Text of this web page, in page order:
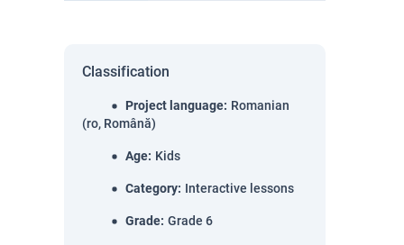
Classification
Project language: Romanian
(ro, Română)
Age: Kids
Category: Interactive lessons
Grade: Grade 6